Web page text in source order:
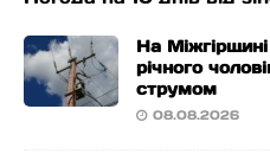
На
річного
струмом
08.08.2026